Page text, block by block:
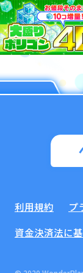
利用規約 プ
資金決済法に